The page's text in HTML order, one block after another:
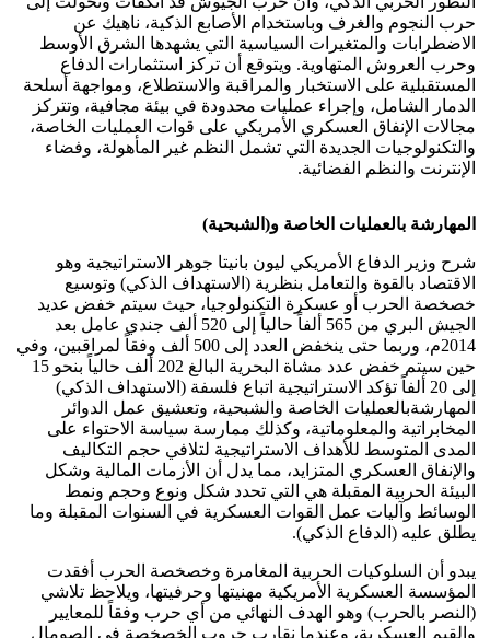
حرب النجوم والغرف وباستخدام الأصابع الذكية، ناهيك عن
الاضطرابات والمتغيرات السياسية التي يشهدها الشرق الأوسط
وحرب العروش المتهاوية. ويتوقع أن تركز استثمارات الدفاع
المستقبلية على الاستخبار والمراقبة والاستطلاع، ومواجهة أسلحة
الدمار الشامل، وإجراء عمليات محدودة في بيئة مجافية، وتتركز
مجالات الإنفاق العسكري الأمريكي على قوات العمليات الخاصة،
والتكنولوجيات الجديدة التي تشمل النظم غير المأهولة، وفضاء
الإنترنت والنظم الفضائية.
المهارشة بالعمليات الخاصة و(الشبحية)
شرح وزير الدفاع الأمريكي ليون بانيتا جوهر الاستراتيجية وهو
الاقتصاد بالقوة والتعامل بنظرية (الاستهداف الذكي) وتوسيع
خصخصة الحرب أو عسكرة التكنولوجيا، حيث سيتم خفض عديد
الجيش البري من 565 ألفاً حالياً إلى 520 ألف جندي عامل بعد
2014م، وربما حتى ينخفض العدد إلى 500 ألف وفقاً لمراقبين، وفي
حين سيتم خفض عدد مشاة البحرية البالغ 202 ألف حالياً بنحو 15
إلى 20 ألفاً تؤكد الاستراتيجية اتباع فلسفة (الاستهداف الذكي)
المهارشةبالعمليات الخاصة والشبحية، وتعشيق عمل الدوائر
المخابراتية والمعلوماتية، وكذلك ممارسة سياسة الاحتواء على
المدى المتوسط للأهداف الاستراتيجية لتلافي حجم التكاليف
والإنفاق العسكري المتزايد، مما يدل أن الأزمات المالية وشكل
البيئة الحربية المقبلة هي التي تحدد شكل ونوع وحجم ونمط
الوسائط وآليات عمل القوات العسكرية في السنوات المقبلة وما
يطلق عليه (الدفاع الذكي).
يبدو أن السلوكيات الحربية المغامرة وخصخصة الحرب أفقدت
المؤسسة العسكرية الأمريكية مهنيتها وحرفيتها، ويلاحظ تلاشي
(النصر بالحرب) وهو الهدف النهائي من أي حرب وفقاً للمعايير
والقيم العسكرية، وعندما نقارب حروب الخصخصة في الصومال